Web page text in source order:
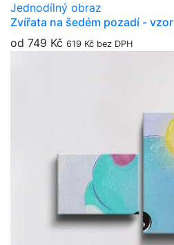
Jednodílný obraz
Zvířata na šedém pozadí - vzor
od 749 Kč 619 Kč bez DPH